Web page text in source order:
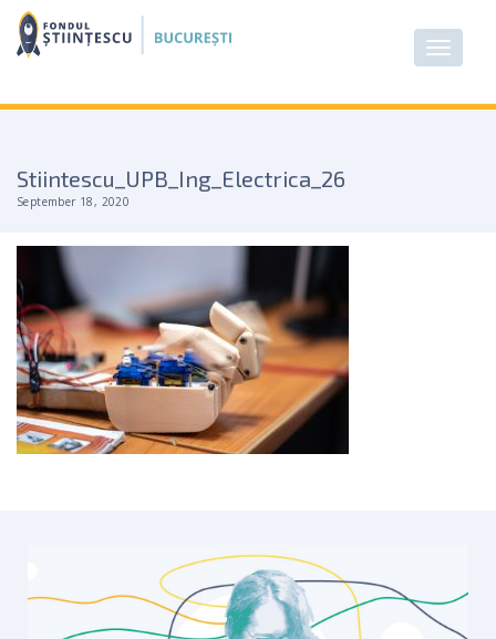
Stiintescu_UPB_Ing_Electrica_26
September 18, 2020